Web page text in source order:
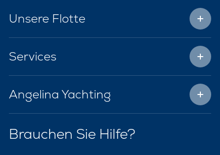
Unsere Flotte
Services
Angelina Yachting
Brauchen Sie Hilfe?